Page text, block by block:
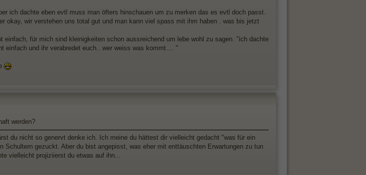
ich dachte eben evtl muss man öfters hinschauen um zu merken das es evtl doch passt.
okay, wir verstehen uns total gut und man kann viel spass mit ihm haben . was bis jetzt
einfach, für mich sind kleinigkeiten schon aussreichend um lebe wohl zu sagen. "ich dachte
einfach und ihr verabredet euch.. wer weiss was kommt.... "
werden?
du nicht so genervt denke ich. Ich meine du hättest dir vielleicht gedacht "was für ein
Schultern gezuckt. Aber du bist angepisst, was eher mit enttäuschten Erwartungen zu tun
vielleicht projiziierst du etwas auf ihn...